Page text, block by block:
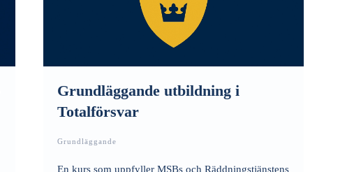
Grundläggande utbildning i
Totalförsvar
Grundläggande
En kurs som uppfyller MSBs och Räddningstjänstens